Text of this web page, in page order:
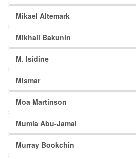
Mikael Altemark
Mikhail Bakunin
M. Isidine
Mismar
Moa Martinson
Mumia Abu-Jamal
Murray Bookchin